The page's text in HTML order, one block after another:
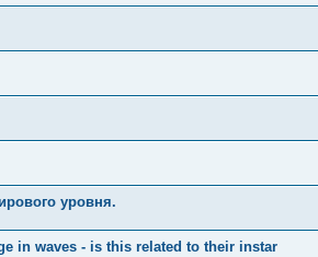
уровня.
in waves - is this related to their instar